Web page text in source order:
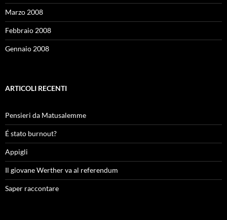
Marzo 2008
Febbraio 2008
Gennaio 2008
ARTICOLI RECENTI
Pensieri da Matusalemme
É stato burnout?
Appigli
Il giovane Werther va al referendum
Saper raccontare